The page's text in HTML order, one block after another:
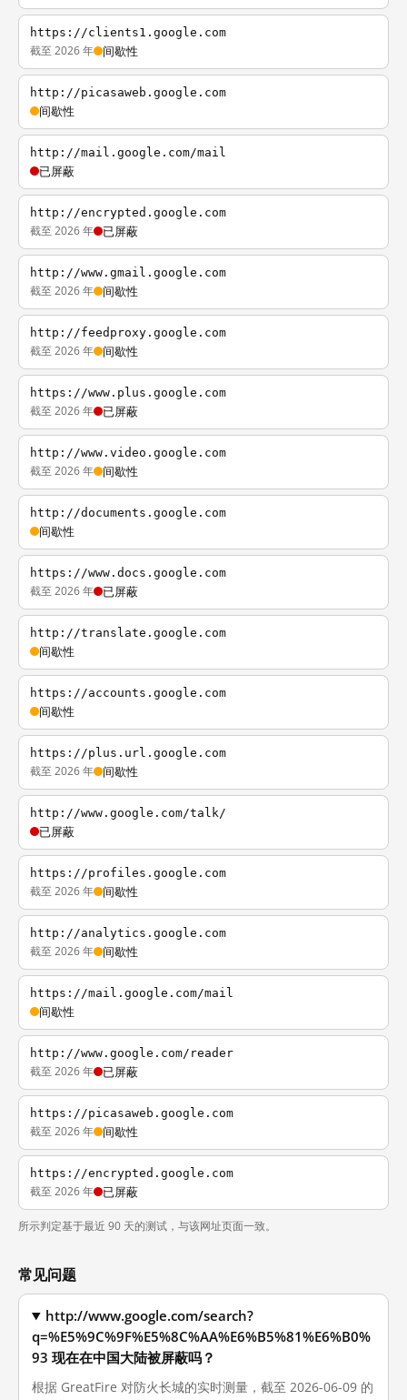
https://clients1.google.com
截至 2026 年 间歇性
http://picasaweb.google.com
间歇性
http://mail.google.com/mail
已屏蔽
http://encrypted.google.com
截至 2026 年 已屏蔽
http://www.gmail.google.com
截至 2026 年 间歇性
http://feedproxy.google.com
截至 2026 年 间歇性
https://www.plus.google.com
截至 2026 年 已屏蔽
http://www.video.google.com
截至 2026 年 间歇性
http://documents.google.com
间歇性
https://www.docs.google.com
截至 2026 年 已屏蔽
http://translate.google.com
间歇性
https://accounts.google.com
间歇性
https://plus.url.google.com
截至 2026 年 间歇性
http://www.google.com/talk/
已屏蔽
https://profiles.google.com
截至 2026 年 间歇性
http://analytics.google.com
截至 2026 年 间歇性
https://mail.google.com/mail
间歇性
http://www.google.com/reader
截至 2026 年 已屏蔽
https://picasaweb.google.com
截至 2026 年 间歇性
https://encrypted.google.com
截至 2026 年 已屏蔽
所示判定基于最近 90 天的测试，与该网址页面一致。
常见问题
http://www.google.com/search?
q=%E5%9C%9F%E5%8C%AA%E6%B5%81%E6%B0%
93 现在在中国大陆被屏蔽吗？
根据 GreatFire 对防火长城的实时测量，截至 2026-06-09 的